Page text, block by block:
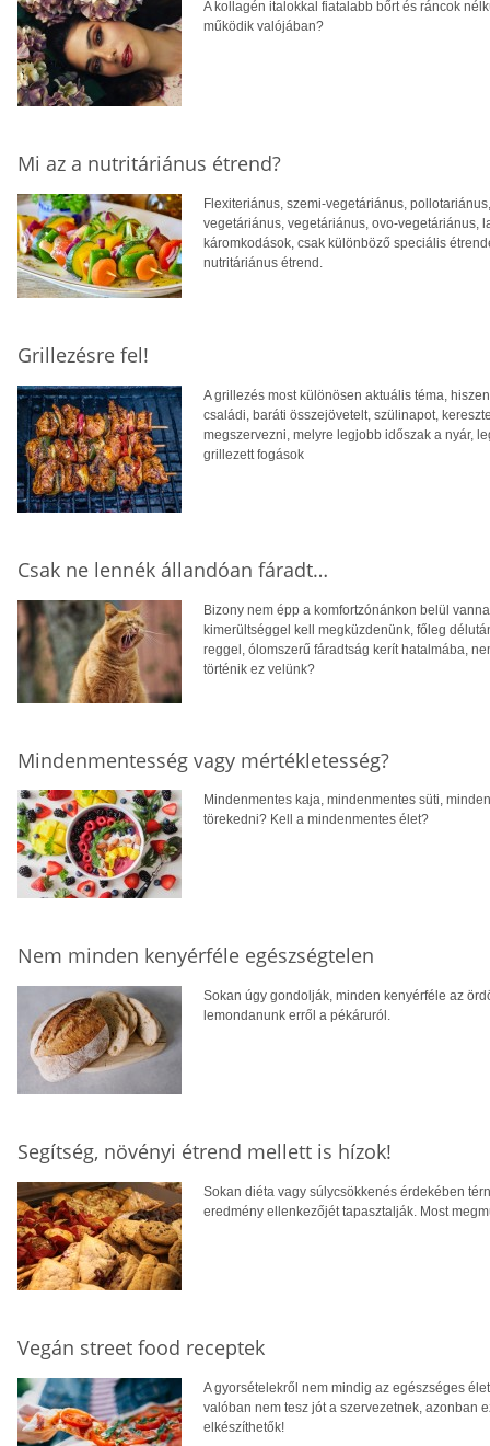
A kollagén italokkal fiatalabb bőrt és ráncok
működik valójában?
Mi az a nutritáriánus étrend?
Flexiteriánus, szemi-vegetáriánus,
vegetáriánus, vegetáriánus, ovo-vegetáriánus,
káromkodások, csak különböző speciális
nutritáriánus étrend.
Grillezésre fel!
A grillezés most különösen aktuális téma,
családi, baráti összejövetelt, szülinapot,
megszervezni, melyre legjobb időszak a nyár,
grillezett fogások
Csak ne lennék állandóan fáradt…
Bizony nem épp a komfortzónánkon belül
kimerültséggel kell megküzdenünk, főleg
reggel, ólomszerű fáradtság kerít hatalmába,
történik ez velünk?
Mindenmentesség vagy mértékletesség?
Mindenmentes kaja, mindenmentes süti,
törekedni? Kell a mindenmentes élet?
Nem minden kenyérféle egészségtelen
Sokan úgy gondolják, minden kenyérféle az
lemondanunk erről a pékáruról.
Segítség, növényi étrend mellett is hízok!
Sokan diéta vagy súlycsökkenés érdekében
eredmény ellenkezőjét tapasztalják. Most
Vegán street food receptek
A gyorsételekről nem mindig az egészséges
valóban nem tesz jót a szervezetnek, azonban
elkészíthetők!